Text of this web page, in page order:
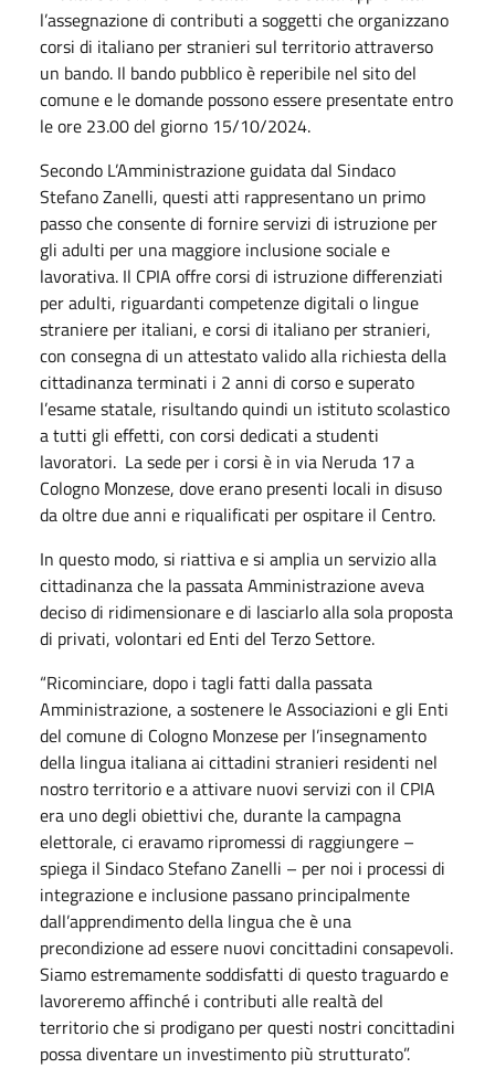
l’assegnazione di contributi a soggetti che organizzano
corsi di italiano per stranieri sul territorio attraverso
un bando. Il bando pubblico è reperibile nel sito del
comune e le domande possono essere presentate entro
le ore 23.00 del giorno 15/10/2024.
Secondo L’Amministrazione guidata dal Sindaco
Stefano Zanelli, questi atti rappresentano un primo
passo che consente di fornire servizi di istruzione per
gli adulti per una maggiore inclusione sociale e
lavorativa. Il CPIA offre corsi di istruzione differenziati
per adulti, riguardanti competenze digitali o lingue
straniere per italiani, e corsi di italiano per stranieri,
con consegna di un attestato valido alla richiesta della
cittadinanza terminati i 2 anni di corso e superato
l’esame statale, risultando quindi un istituto scolastico
a tutti gli effetti, con corsi dedicati a studenti
lavoratori. La sede per i corsi è in via Neruda 17 a
Cologno Monzese, dove erano presenti locali in disuso
da oltre due anni e riqualificati per ospitare il Centro.
In questo modo, si riattiva e si amplia un servizio alla
cittadinanza che la passata Amministrazione aveva
deciso di ridimensionare e di lasciarlo alla sola proposta
di privati, volontari ed Enti del Terzo Settore.
“Ricominciare, dopo i tagli fatti dalla passata
Amministrazione, a sostenere le Associazioni e gli Enti
del comune di Cologno Monzese per l’insegnamento
della lingua italiana ai cittadini stranieri residenti nel
nostro territorio e a attivare nuovi servizi con il CPIA
era uno degli obiettivi che, durante la campagna
elettorale, ci eravamo ripromessi di raggiungere –
spiega il Sindaco Stefano Zanelli – per noi i processi di
integrazione e inclusione passano principalmente
dall’apprendimento della lingua che è una
precondizione ad essere nuovi concittadini consapevoli.
Siamo estremamente soddisfatti di questo traguardo e
lavoreremo affinché i contributi alle realtà del
territorio che si prodigano per questi nostri concittadini
possa diventare un investimento più strutturato”.